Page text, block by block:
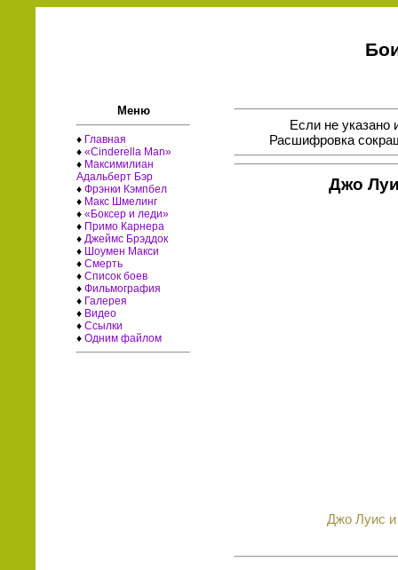
Меню
♦ Главная
♦«Cinderella Man»
♦ Максимилиан
Адальберт Бэр
♦Фрэнки Кэмпбел
♦ Макс Шмелинг
♦«Боксер и леди»
♦ Примо Карнера
♦ Джеймс Брэддок
♦ Шоумен Макси
♦Смерть
♦Список боев
♦Фильмография
♦ Галерея
♦ Видео
♦Ссылки
♦Одним файлом
Если не указано
Расшифровка
Джо
Джо Луис и